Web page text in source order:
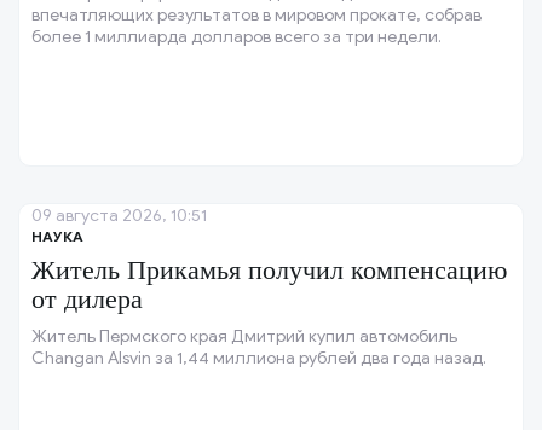
впечатляющих результатов в мировом прокате, собрав
более 1 миллиарда долларов всего за три недели.
НАУКА
Житель Прикамья получил компенсацию
от дилера
Житель Пермского края Дмитрий купил автомобиль
Changan Alsvin за 1,44 миллиона рублей два года назад.
09 августа 2026, 10:51